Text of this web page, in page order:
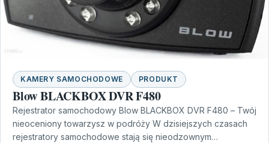
KAMERY SAMOCHODOWE PRODUKT
Blow BLACKBOX DVR F480
Rejestrator samochodowy Blow BLACKBOX DVR F480 – Twój
nieoceniony towarzysz w podróży W dzisiejszych czasach
rejestratory samochodowe stają się nieodzownym